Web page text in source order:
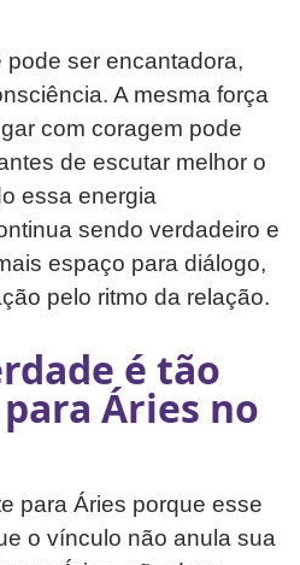
ser encantadora,
A mesma força
com coragem pode
de escutar melhor o
essa energia
sendo verdadeiro e
espaço para diálogo,
pelo ritmo da relação.
é tão
Áries no
para Áries porque esse
o vínculo não anula sua